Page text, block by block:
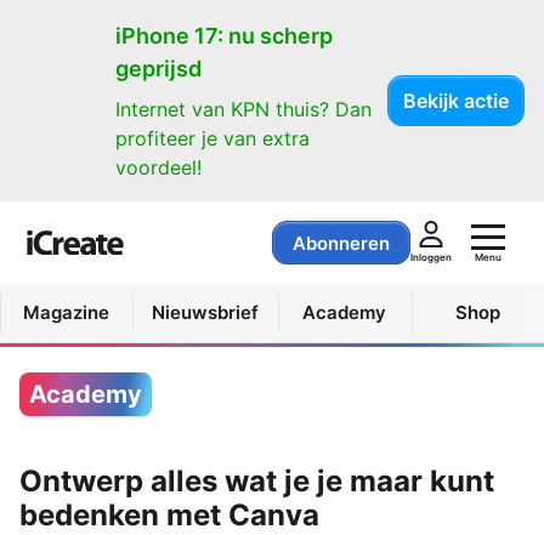
iPhone 17: nu scherp
geprijsd
Internet van KPN thuis? Dan
profiteer je van extra
voordeel!
Bekijk actie
Abonneren
Inloggen Menu
Magazine Nieuwsbrief Academy Shop
Academy
Ontwerp alles wat je je maar kunt
bedenken met Canva